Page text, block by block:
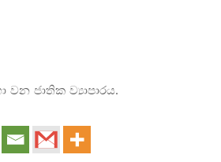
වන ජාතික ව්‍යාපාරය.